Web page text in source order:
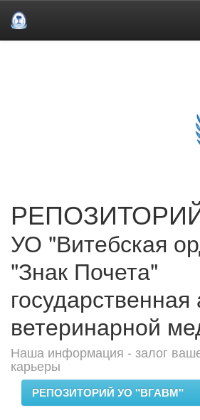
УО "Витебская
"Знак Почета"
ветеринарной
Наша информация - залог
карьеры
РЕПОЗИТОРИЙ УО "ВГАВМ"